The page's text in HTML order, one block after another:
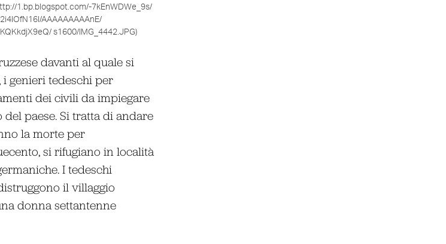
1.bp.blogspot.com/-7kEnWDWe_9s/
AAAAAAAAAnE/
s1600/IMG_4442.JPG)
davanti al quale si
i genieri tedeschi per
dei civili da impiegare
paese. Si tratta di andare
la morte per
si rifugiano in località
I tedeschi
il villaggio
donna settantenne